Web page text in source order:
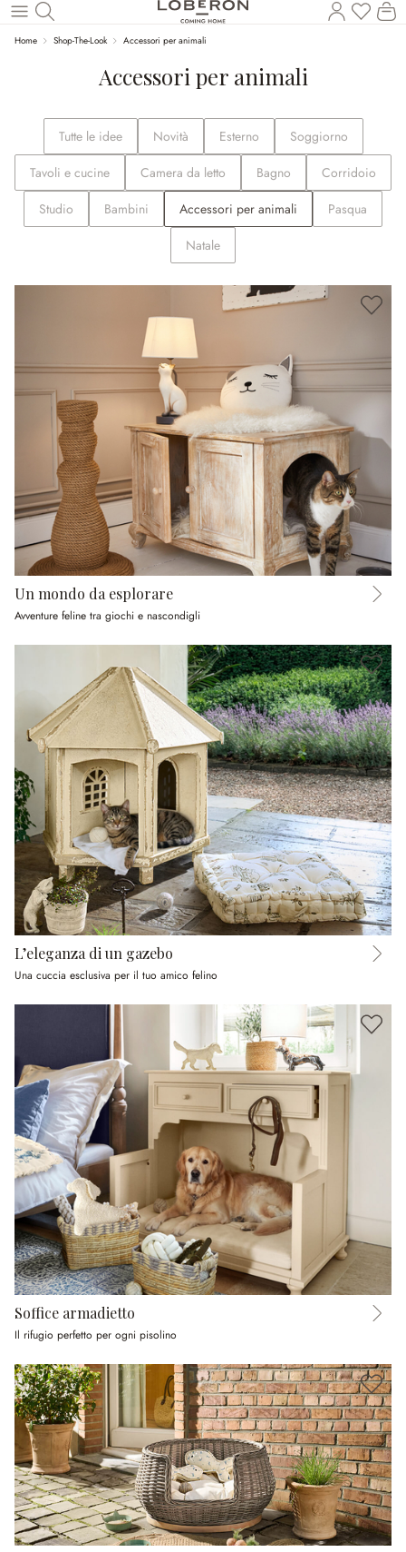
Torna al contenuto principale
Hai 0Il
Home Shop-The-Look Accessori per animali
Accessori per animali
Tutte le idee Novità Esterno
Soggiorno
Tavoli e cucine
Camera da letto Bagno
Corridoio
Studio
Bambini Accessori per animali
Pasqua
Natale
Un mondo da esplorare
Avventure feline tra giochi e nascondigli
L’eleganza di un gazebo
Una cuccia esclusiva per il tuo amico felino
Soffice armadietto
Il rifugio perfetto per ogni pisolino